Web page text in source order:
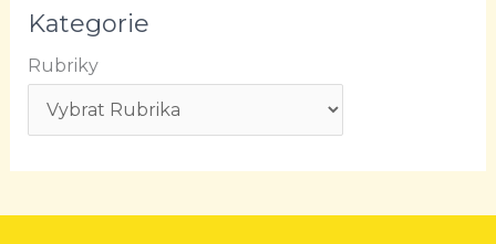
Kategorie
Rubriky